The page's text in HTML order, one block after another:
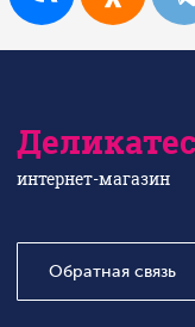
Деликатес
интернет-магазин
Обратная связь